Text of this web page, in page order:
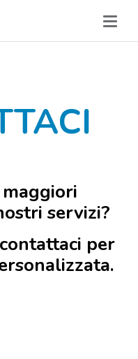
servizi?
per